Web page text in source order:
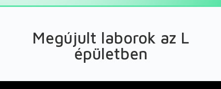
Megújult laborok az L
épületben